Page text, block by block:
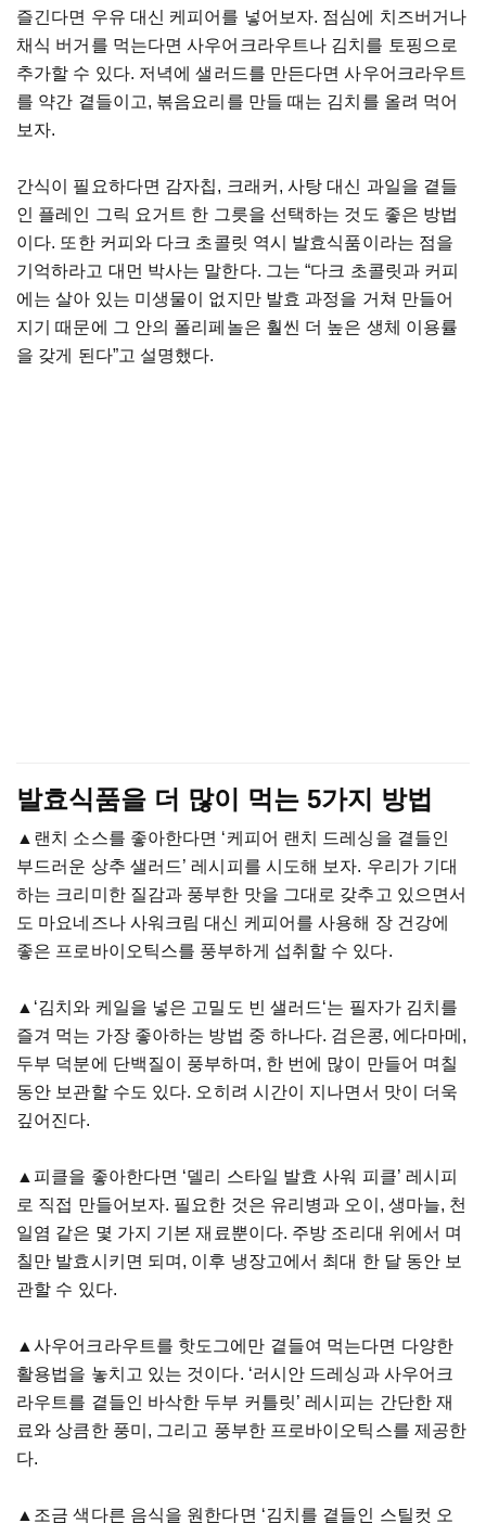
즐긴다면 우유 대신 케피어를 넣어보자. 점심에 치즈버거나
채식 버거를 먹는다면 사우어크라우트나 김치를 토핑으로
추가할 수 있다. 저녁에 샐러드를 만든다면 사우어크라우트
를 약간 곁들이고, 볶음요리를 만들 때는 김치를 올려 먹어
보자.
간식이 필요하다면 감자칩, 크래커, 사탕 대신 과일을 곁들
인 플레인 그릭 요거트 한 그릇을 선택하는 것도 좋은 방법
이다. 또한 커피와 다크 초콜릿 역시 발효식품이라는 점을
기억하라고 대먼 박사는 말한다. 그는 “다크 초콜릿과 커피
에는 살아 있는 미생물이 없지만 발효 과정을 거쳐 만들어
지기 때문에 그 안의 폴리페놀은 훨씬 더 높은 생체 이용률
을 갖게 된다”고 설명했다.
발효식품을 더 많이 먹는 5가지 방법
▲랜치 소스를 좋아한다면 ‘케피어 랜치 드레싱을 곁들인
부드러운 상추 샐러드’ 레시피를 시도해 보자. 우리가 기대
하는 크리미한 질감과 풍부한 맛을 그대로 갖추고 있으면서
도 마요네즈나 사워크림 대신 케피어를 사용해 장 건강에
좋은 프로바이오틱스를 풍부하게 섭취할 수 있다.
▲‘김치와 케일을 넣은 고밀도 빈 샐러드‘는 필자가 김치를
즐겨 먹는 가장 좋아하는 방법 중 하나다. 검은콩, 에다마메,
두부 덕분에 단백질이 풍부하며, 한 번에 많이 만들어 며칠
동안 보관할 수도 있다. 오히려 시간이 지나면서 맛이 더욱
깊어진다.
▲피클을 좋아한다면 ‘델리 스타일 발효 사워 피클’ 레시피
로 직접 만들어보자. 필요한 것은 유리병과 오이, 생마늘, 천
일염 같은 몇 가지 기본 재료뿐이다. 주방 조리대 위에서 며
칠만 발효시키면 되며, 이후 냉장고에서 최대 한 달 동안 보
관할 수 있다.
▲사우어크라우트를 핫도그에만 곁들여 먹는다면 다양한
활용법을 놓치고 있는 것이다. ‘러시안 드레싱과 사우어크
라우트를 곁들인 바삭한 두부 커틀릿’ 레시피는 간단한 재
료와 상큼한 풍미, 그리고 풍부한 프로바이오틱스를 제공한
다.
▲조금 색다른 음식을 원한다면 ‘김치를 곁들인 스틸컷 오